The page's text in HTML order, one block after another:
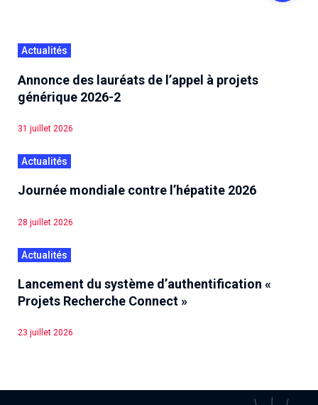
Actualités
Annonce des lauréats de l’appel à projets
générique 2026-2
31 juillet 2026
Actualités
Journée mondiale contre l’hépatite 2026
28 juillet 2026
Actualités
Lancement du système d’authentification «
Projets Recherche Connect »
23 juillet 2026